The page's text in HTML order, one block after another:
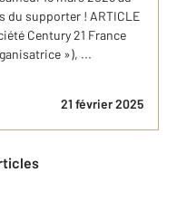
du supporter ! ARTICLE
Century 21 France
»), ...
21 février 2025